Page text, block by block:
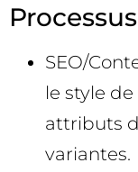
SEO/
le style
attributs
variantes.